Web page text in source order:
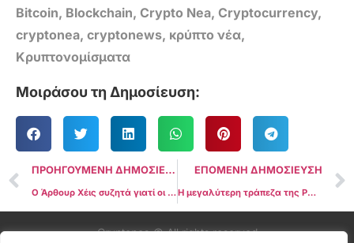
Bitcoin, Blockchain, Crypto Nea, Cryptocurrency,
cryptonea, cryptonews, κρύπτο νέα,
Κρυπτονομίσματα
Μοιράσου τη Δημοσίευση:
ΠΡΟΗΓΟΥΜΕΝΗ ΔΗΜΟΣΙΕΥΣΗ
Ο Άρθουρ Χέις συζητά γιατί οι μειώσεις των επιτοκίων της Ομοσπονδιακής Τράπεζας αποτυγχάνουν να ενισχύσουν το Bitcoin
ΕΠΟΜΕΝΗ ΔΗΜΟΣΙΕΥΣΗ
Η μεγαλύτερη τράπεζα της Ρωσίας θα εισαγάγει τις υπηρεσίες CBDC για πελάτες έως το 2025
Cryptonea © All rights reserved